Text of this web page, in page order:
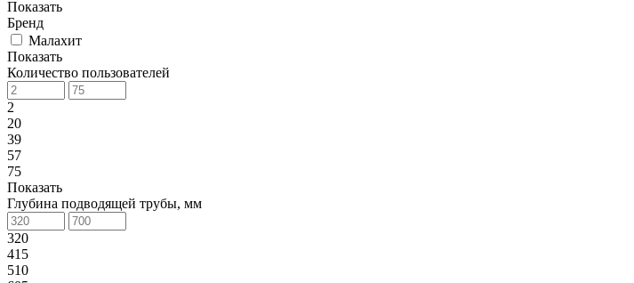
Показать
Бренд
Малахит
Показать
Количество пользователей
2
20
39
57
75
Показать
Глубина подводящей трубы, мм
320
415
510